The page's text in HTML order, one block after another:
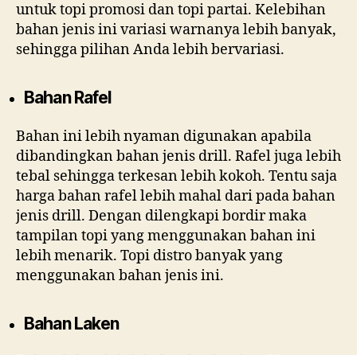
untuk topi promosi dan topi partai. Kelebihan
bahan jenis ini variasi warnanya lebih banyak,
sehingga pilihan Anda lebih bervariasi.
Bahan Rafel
Bahan ini lebih nyaman digunakan apabila
dibandingkan bahan jenis drill. Rafel juga lebih
tebal sehingga terkesan lebih kokoh. Tentu saja
harga bahan rafel lebih mahal dari pada bahan
jenis drill. Dengan dilengkapi bordir maka
tampilan topi yang menggunakan bahan ini
lebih menarik. Topi distro banyak yang
menggunakan bahan jenis ini.
Bahan Laken